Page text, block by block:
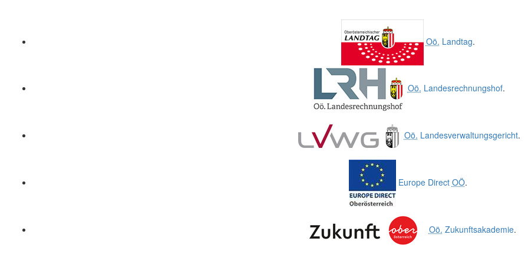
Oö. Landtag.
Oö. Landesrechnungshof.
Oö. Landesverwaltungsgericht.
Europe Direct OÖ.
Oö. Zukunftsakademie.